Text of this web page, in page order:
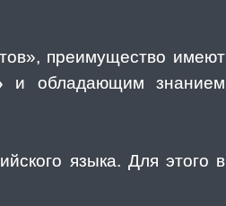
преимущество имеют
и обладающим знанием
языка. Для этого в